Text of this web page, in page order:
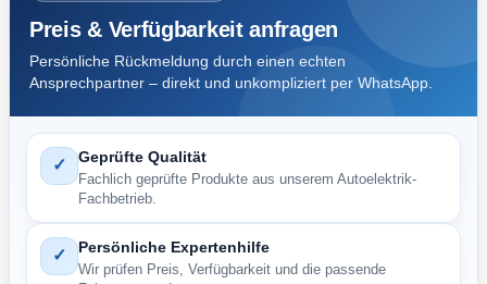
Preis & Verfügbarkeit anfragen
Persönliche Rückmeldung durch einen echten
Ansprechpartner – direkt und unkompliziert per WhatsApp.
✓ Geprüfte Qualität
Fachlich geprüfte Produkte aus unserem Autoelektrik-
Fachbetrieb.
✓ Persönliche Expertenhilfe
Wir prüfen Preis, Verfügbarkeit und die passende